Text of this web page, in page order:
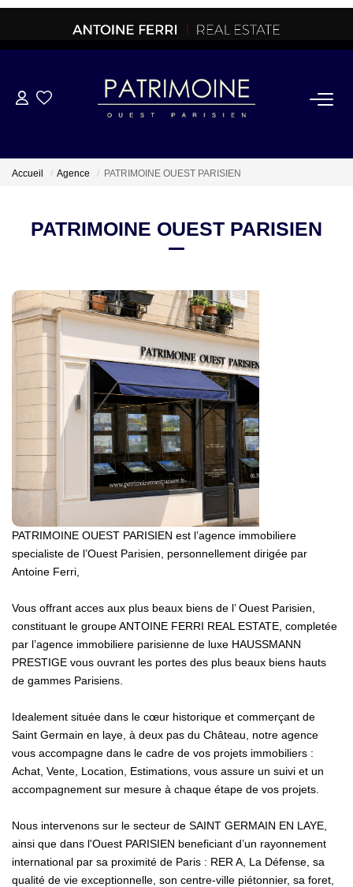
ACHETER
OFF MARKET
PROPRIETES/CHATEAUX
LOUER
NOTRE AGENCE
Notre Agence
Notre Équipe
Actualités
EN
Accueil Agence PATRIMOINE OUEST PARISIEN
PATRIMOINE OUEST PARISIEN
PATRIMOINE OUEST PARISIEN est l’agence immobiliere
specialiste de l’Ouest Parisien, personnellement dirigée par
Antoine Ferri,
Vous offrant acces aux plus beaux biens de l’ Ouest Parisien,
constituant le groupe ANTOINE FERRI REAL ESTATE, completée
par l’agence immobiliere parisienne de luxe HAUSSMANN
PRESTIGE vous ouvrant les portes des plus beaux biens hauts
de gammes Parisiens.
Idealement située dans le cœur historique et commerçant de
Saint Germain en laye, à deux pas du Château, notre agence
vous accompagne dans le cadre de vos projets immobiliers :
Achat, Vente, Location, Estimations, vous assure un suivi et un
accompagnement sur mesure à chaque étape de vos projets.
Nous intervenons sur le secteur de SAINT GERMAIN EN LAYE,
ainsi que dans l'Ouest PARISIEN beneficiant d’un rayonnement
international par sa proximité de Paris : RER A, La Défense, sa
qualité de vie exceptionnelle, son centre-ville piétonnier, sa foret,